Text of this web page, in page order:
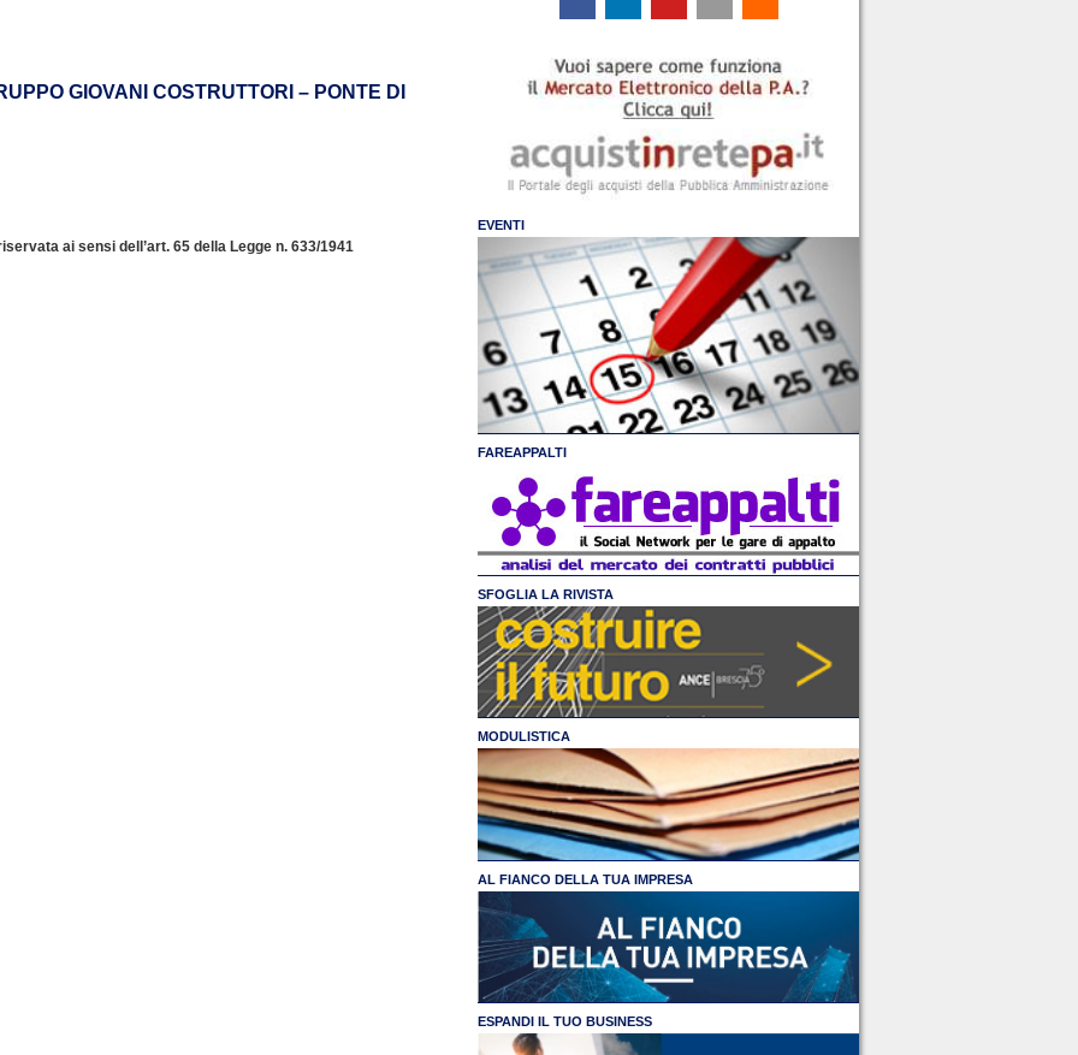
GIOVANI COSTRUTTORI – PONTE DI
ai sensi dell’art. 65 della Legge n. 633/1941
EVENTI
FAREAPPALTI
SFOGLIA LA RIVISTA
MODULISTICA
AL FIANCO DELLA TUA IMPRESA
ESPANDI IL TUO BUSINESS